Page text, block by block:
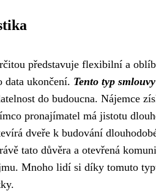
představuje flexibilní a
data ukončení. Tento typ smlouvy
do budoucna. Nájemce
pronajímatel má jistotu
dveře k budování
tato důvěra a otevřená
Mnoho lidí si díky tomuto